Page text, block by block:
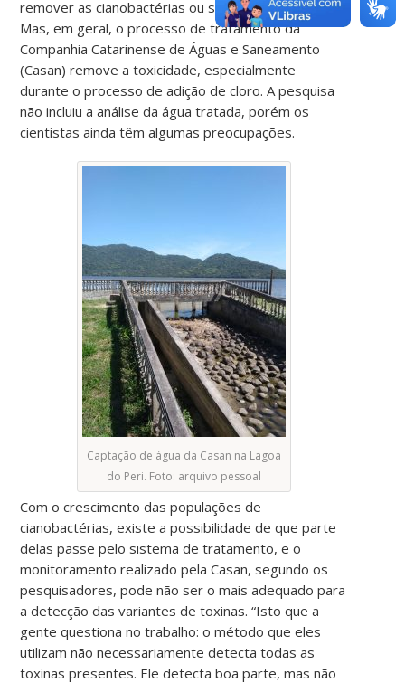
remover as cianobactérias ou suas toxinas da lagoa.
Mas, em geral, o processo de tratamento da
Companhia Catarinense de Águas e Saneamento
(Casan) remove a toxicidade, especialmente
durante o processo de adição de cloro. A pesquisa
não incluiu a análise da água tratada, porém os
cientistas ainda têm algumas preocupações.
Captação de água da Casan na Lagoa
do Peri. Foto: arquivo pessoal
Com o crescimento das populações de
cianobactérias, existe a possibilidade de que parte
delas passe pelo sistema de tratamento, e o
monitoramento realizado pela Casan, segundo os
pesquisadores, pode não ser o mais adequado para
a detecção das variantes de toxinas. “Isto que a
gente questiona no trabalho: o método que eles
utilizam não necessariamente detecta todas as
toxinas presentes. Ele detecta boa parte, mas não